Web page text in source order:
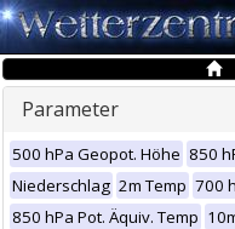
Parameter
500 hPa Geopot. Höhe 850
Niederschlag 2m Temp 700
850 hPa Pot. Äquiv. Temp